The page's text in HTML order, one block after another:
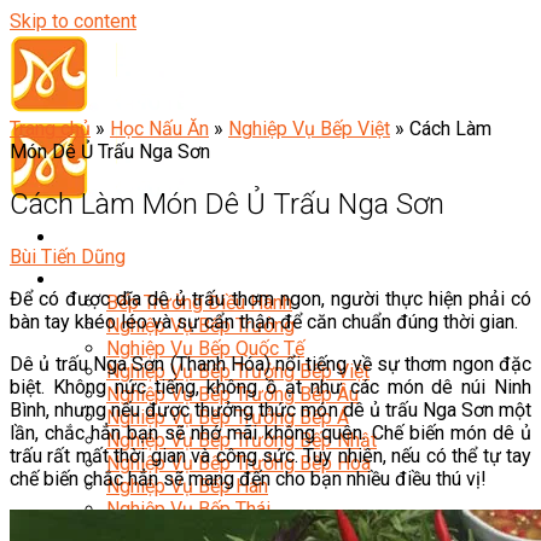
Skip to content
Bếp Trưởng Điều Hành
Nghiệp Vụ Bếp Trưởng
Nghiệp Vụ Bếp Quốc Tế
Nghiệp Vụ Bếp Trưởng Bếp Việt
Nghiệp Vụ Bếp Trưởng Bếp Âu
Nghiệp Vụ Bếp Trưởng Bếp Á
Nghiệp Vụ Bếp Trưởng Bếp Nhật
Nghiệp Vụ Bếp Trưởng Bếp Hoa
Nghiệp Vụ Bếp Hàn
Nghiệp Vụ Bếp Thái
Nghiệp Vụ Bếp Chay
Trang chủ » Học Nấu Ăn » Nghiệp Vụ Bếp Việt » Cách Làm
Món Dê Ủ Trấu Nga Sơn
Cách Làm Món Dê Ủ Trấu Nga Sơn
Bùi Tiến Dũng
Để có được dĩa dê ủ trấu thơm ngon, người thực hiện phải có
bàn tay khéo léo và sự cẩn thận để căn chuẩn đúng thời gian.
Dê ủ trấu Nga Sơn (Thanh Hóa) nổi tiếng về sự thơm ngon đặc
biệt. Không nức tiếng, không ồ ạt như các món dê núi Ninh
Bình, nhưng nếu được thưởng thức món dê ủ trấu Nga Sơn một
lần, chắc hẳn bạn sẽ nhớ mãi không quên. Chế biến món dê ủ
trấu rất mất thời gian và công sức. Tuy nhiên, nếu có thể tự tay
chế biến chắc hẳn sẽ mang đến cho bạn nhiều điều thú vị!